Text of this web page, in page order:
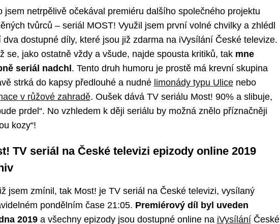
jsem netrpělivě očekával premiéru dalšího společného projektu
tvůrců – seriál MOST! Využil jsem první volné chvilky a zhlédl
dva dostupné díly, které jsou již zdarma na iVysílání České televize.
se, jako ostatně vždy a všude, najde spousta kritiků, tak mne
seriál nadchl . Tento druh humoru je prostě má krevní skupina
strká do kapsy předlouhé a nudné limonády typu Ulicenebo
v růžové zahradě. Oušek dává TV seriálu Most! 90% a slibuje,
prdel“. No vzhledem k ději seriálu by možná znělo příznačněji
kozy“!
TV seriál na České televizi epizody online 2019
jsem zmínil, tak Most! je TV seriál na České televizi, vysílaný
pondělním čase 21:05. Premiérový díl byl uveden
2019a všechny epizody jsou dostupné online na iVysílání České